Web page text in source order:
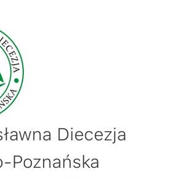
Diecezja
Poznańska